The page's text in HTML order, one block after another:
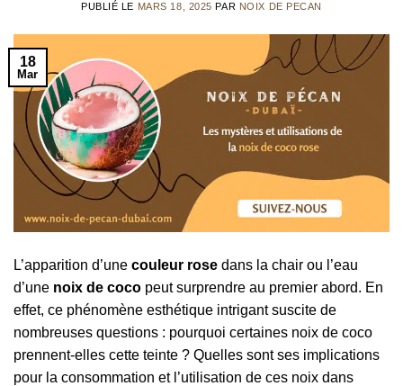
PUBLIÉ LE MARS 18, 2025 PAR NOIX DE PECAN
18
Mar
L’apparition d’une couleur rose dans la chair ou l’eau
d’une noix de coco peut surprendre au premier abord. En
effet, ce phénomène esthétique intrigant suscite de
nombreuses questions : pourquoi certaines noix de coco
prennent-elles cette teinte ? Quelles sont ses implications
pour la consommation et l’utilisation de ces noix dans